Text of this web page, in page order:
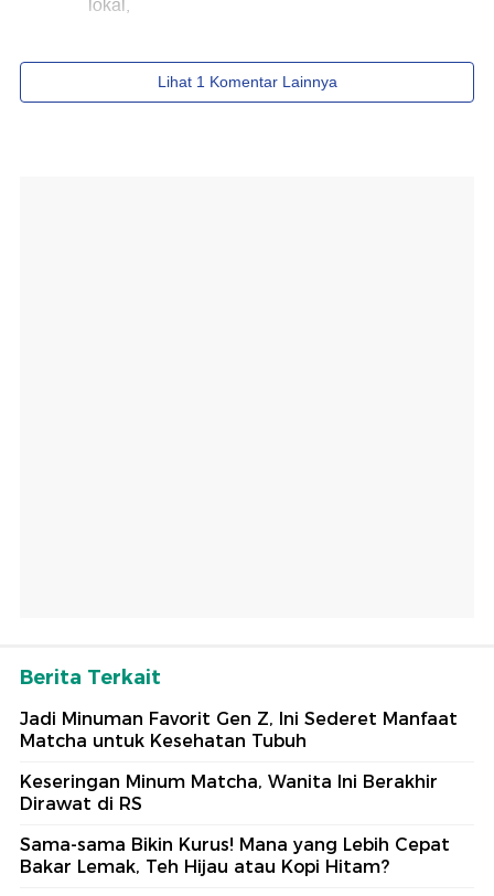
Berita Terkait
Jadi Minuman Favorit Gen Z, Ini Sederet Manfaat
Matcha untuk Kesehatan Tubuh
Keseringan Minum Matcha, Wanita Ini Berakhir
Dirawat di RS
Sama-sama Bikin Kurus! Mana yang Lebih Cepat
Bakar Lemak, Teh Hijau atau Kopi Hitam?